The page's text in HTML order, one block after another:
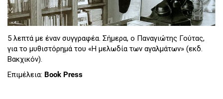
5 λεπτά με έναν συγγραφέα. Σήμερα, ο Παναγιώτης Γούτας,
για το μυθιστόρημά του «Η μελωδία των αγαλμάτων» (εκδ.
Βακχικόν).
Επιμέλεια: Book Press